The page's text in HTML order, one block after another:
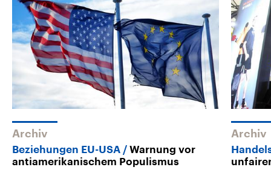
Archiv
Beziehungen EU-USA
Warnung vor
antiamerikanischem Populismus
Archiv